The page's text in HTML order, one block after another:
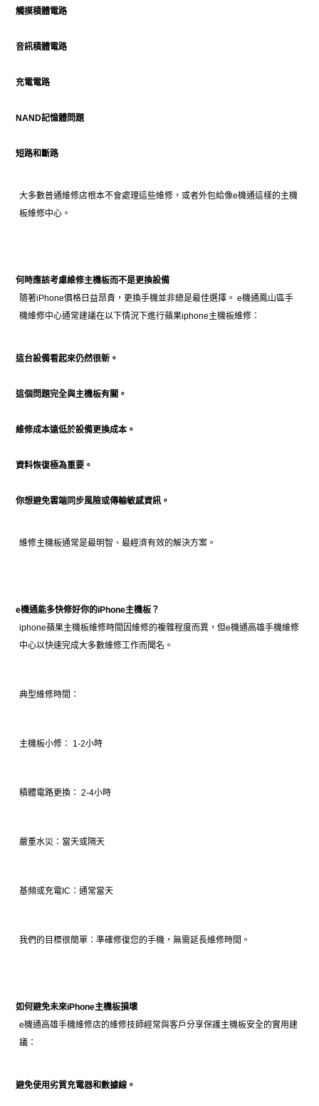
觸摸積體電路
音訊積體電路
充電電路
NAND記憶體問題
短路和斷路
大多數普通維修店根本不會處理這些維修，或者外包給像e機通這樣的主機
板維修中心。
何時應該考慮維修主機板而不是更換設備
隨著iPhone價格日益昂貴，更換手機並非總是最佳選擇。 e機通鳳山區手
機維修中心通常建議在以下情況下進行蘋果iphone主機板維修：
這台設備看起來仍然很新。
這個問題完全與主機板有關。
維修成本遠低於設備更換成本。
資料恢復極為重要。
你想避免雲端同步風險或傳輸敏感資訊。
維修主機板通常是最明智、最經濟有效的解決方案。
e機通能多快修好你的iPhone主機板？
iphone蘋果主機板維修時間因維修的複雜程度而異，但e機通高雄手機維修
中心以快速完成大多數維修工作而聞名。
典型維修時間：
主機板小修： 1-2小時
積體電路更換： 2-4小時
嚴重水災：當天或隔天
基頻或充電IC：通常當天
我們的目標很簡單：準確修復您的手機，無需延長維修時間。
如何避免未來iPhone主機板損壞
e機通高雄手機維修店的維修技師經常與客戶分享保護主機板安全的實用建
議：
避免使用劣質充電器和數據線。